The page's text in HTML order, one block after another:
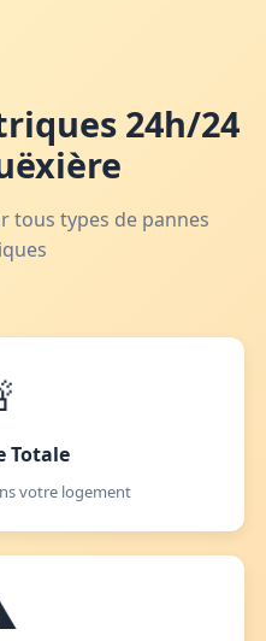
24h/24
tous types de pannes
Totale
votre logement